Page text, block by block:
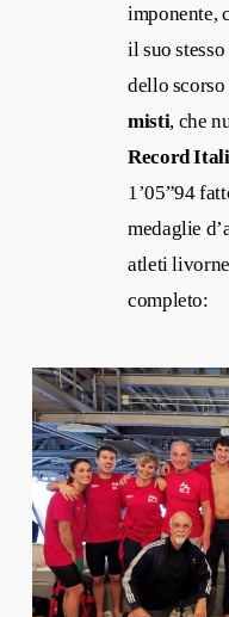
imponente,
il suo
dello
misti, che
Record
1’05”94
medaglie
atleti
completo: